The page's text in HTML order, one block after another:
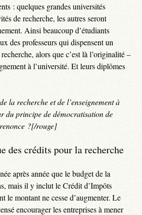
: quelques grandes universités
de recherche, les autres seront
Ainsi beaucoup d’étudiants
des professeurs qui dispensent un
alors que c’est là l’originalité –
à l’université. Et leurs diplômes
la recherche et de l’enseignement à
du principe de démocratisation de
?[/rouge]
des crédits pour la recherche
après année que le budget de la
mais il y inclut le Crédit d’Impôts
le montant ne cesse d’augmenter. Le
encourager les entreprises à mener